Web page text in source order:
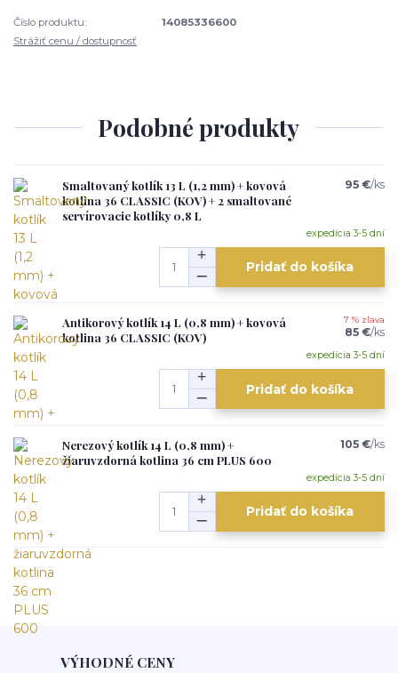
Číslo produktu:
14085336600
Strážiť cenu / dostupnosť
Podobné produkty
Smaltovaný kotlík 13 L (1,2 mm) + kovová
kotlina 36 CLASSIC (KOV) + 2 smaltované
servírovacie kotlíky 0,8 L
95 €/ks
expedícia 3-5 dní
Pridať do košíka
Antikorový kotlík 14 L (0,8 mm) + kovová
kotlina 36 CLASSIC (KOV)
7 % zľava
85 €/ks
expedícia 3-5 dní
Pridať do košíka
Nerezový kotlík 14 L (0,8 mm) +
žiaruvzdorná kotlina 36 cm PLUS 600
105 €/ks
expedícia 3-5 dní
Pridať do košíka
VÝHODNÉ CENY